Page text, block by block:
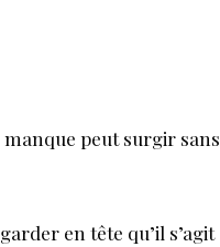
peut surgir sans
en tête qu’il s’agit